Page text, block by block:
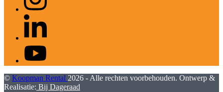
© Koopman Rental 2026 - Alle rechten voorbehouden. Ontwerp &
Realisatie: Bij Dageraad